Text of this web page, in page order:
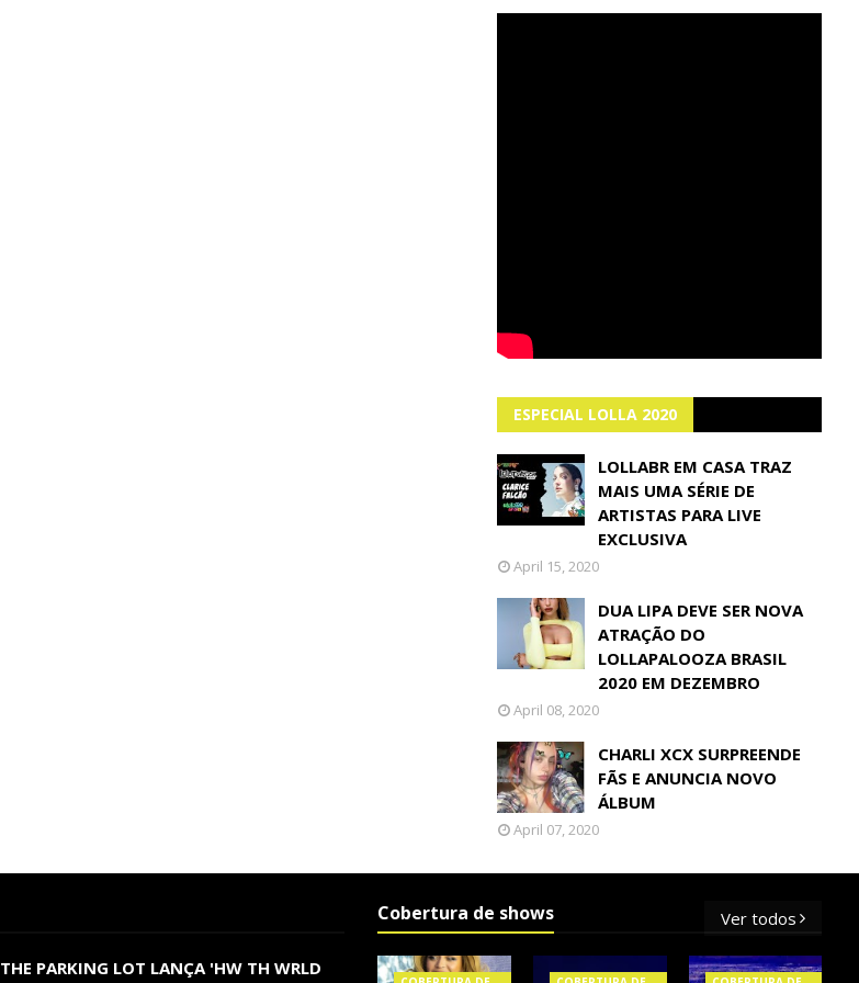
ESPECIAL LOLLA 2020
LOLLABR EM CASA TRAZ
MAIS UMA SÉRIE DE
ARTISTAS PARA LIVE
EXCLUSIVA
April 15, 2020
DUA LIPA DEVE SER NOVA
ATRAÇÃO DO
LOLLAPALOOZA BRASIL
2020 EM DEZEMBRO
April 08, 2020
CHARLI XCX SURPREENDE
FÃS E ANUNCIA NOVO
ÁLBUM
April 07, 2020
THE PARKING LOT LANÇA 'HW TH WRLD
Cobertura de shows Ver todos